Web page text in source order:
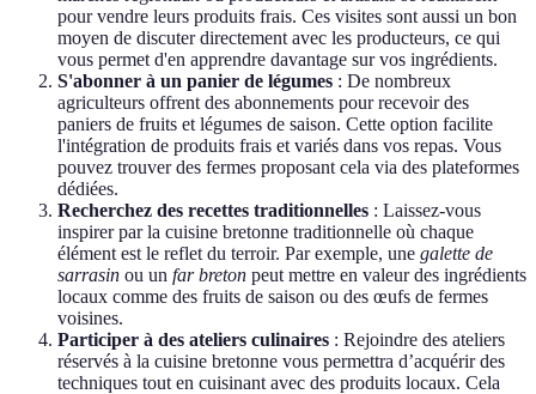
pour vendre leurs produits frais. Ces visites sont aussi un bon
moyen de discuter directement avec les producteurs, ce qui
vous permet d'en apprendre davantage sur vos ingrédients.
S'abonner à un panier de légumes : De nombreux
agriculteurs offrent des abonnements pour recevoir des
paniers de fruits et légumes de saison. Cette option facilite
l'intégration de produits frais et variés dans vos repas. Vous
pouvez trouver des fermes proposant cela via des plateformes
dédiées.
Recherchez des recettes traditionnelles : Laissez-vous
inspirer par la cuisine bretonne traditionnelle où chaque
élément est le reflet du terroir. Par exemple, une galette de
sarrasin ou un far breton peut mettre en valeur des ingrédients
locaux comme des fruits de saison ou des œufs de fermes
voisines.
Participer à des ateliers culinaires : Rejoindre des ateliers
réservés à la cuisine bretonne vous permettra d’acquérir des
techniques tout en cuisinant avec des produits locaux. Cela